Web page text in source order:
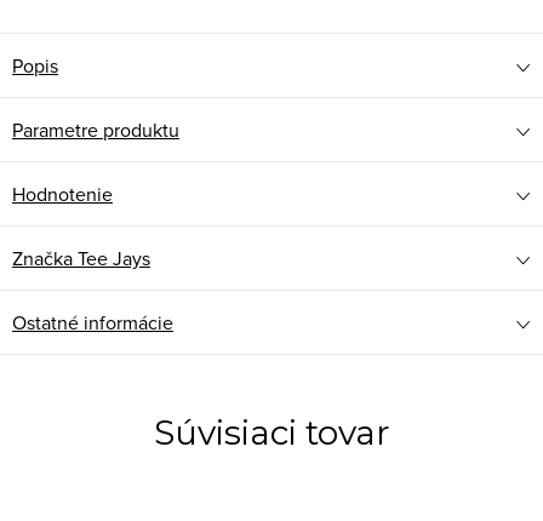
Popis
Parametre produktu
Hodnotenie
ZnačkaTee Jays
Ostatné informácie
Súvisiaci tovar